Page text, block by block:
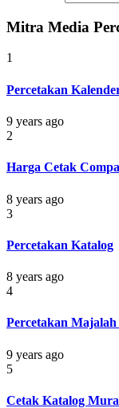
Mitra Media
1
Percetakan
9 years ago
2
Harga Cetak
8 years ago
3
Percetakan Katalog
8 years ago
4
Percetakan
9 years ago
5
Cetak Katalog